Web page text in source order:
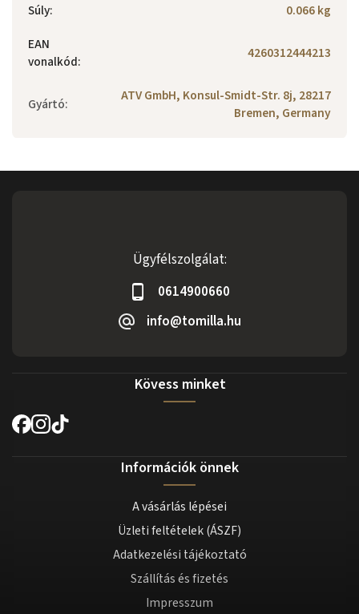
Súly:
0.066 kg
EAN
vonalkód: 4260312444213
Gyártó:
ATV GmbH, Konsul-Smidt-Str. 8j, 28217
Bremen, Germany
Ügyfélszolgálat:
0614900660
info@tomilla.hu
Kövess minket
Információk önnek
A vásárlás lépései
Üzleti feltételek (ÁSZF)
Adatkezelési tájékoztató
Szállítás és fizetés
Impresszum